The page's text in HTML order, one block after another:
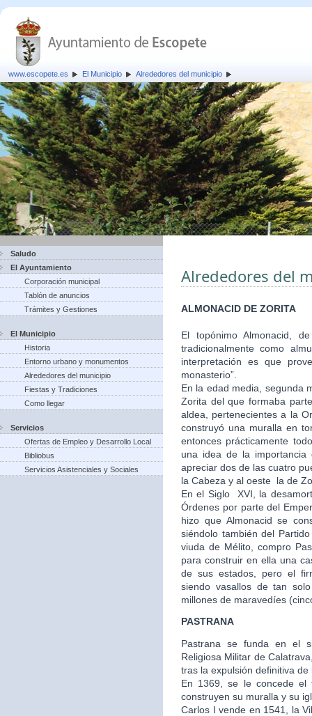
www.escopete.es El Municipio Alrededores del municipio
Saludo
El Ayuntamiento
Corporación municipal
Tablón de anuncios
Trámites y Gestiones
El Municipio
Historia
Entorno urbano y monumentos
Alrededores del municipio
Fiestas y Tradiciones
Como llegar
Servicios
Ofertas de Empleo y Desarrollo Local
Bibliobus
Servicios Asistenciales y Sociales
Alrededores del
ALMONACID DE ZORITA
El topónimo Almonacid,
tradicionalmente como
interpretación es que
monasterio”.
En la edad media, segunda
Zorita del que formaba
aldea, pertenecientes a la
construyó una muralla en
entonces prácticamente
una idea de la
apreciar dos de las cuatro
la Cabeza y al oeste la de
En el Siglo XVI, la
Órdenes por parte del
hizo que Almonacid se
siéndolo también del
viuda de Mélito, compro
para construir en ella una
de sus estados, pero el
siendo vasallos de tan
millones de maravedíes
PASTRANA
Pastrana se funda en el
Religiosa Militar de
tras la expulsión definitiva de
En 1369, se le concede el
construyen su muralla y su
Carlos I vende en 1541, la